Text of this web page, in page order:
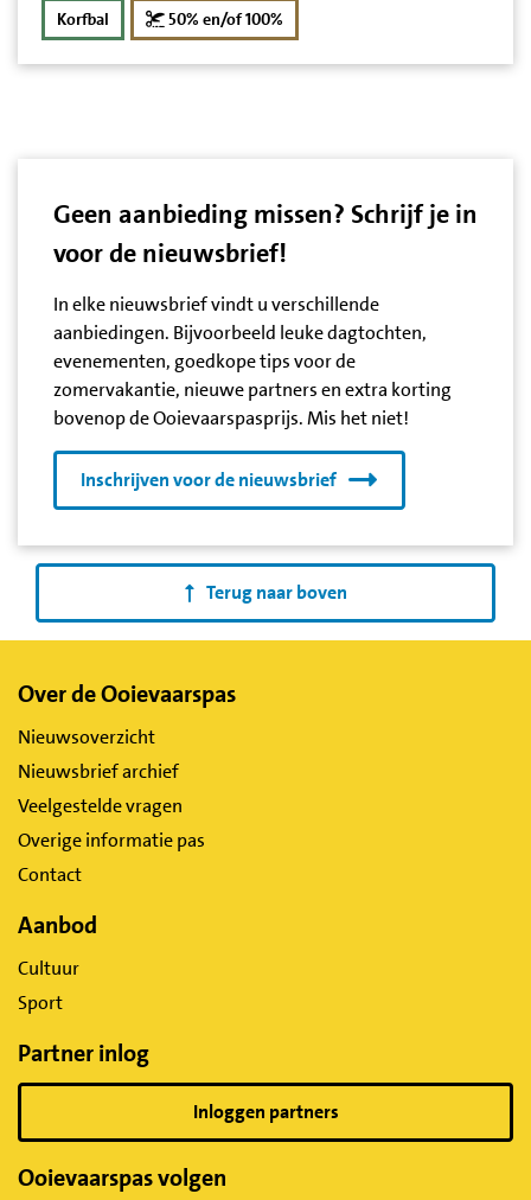
Korfbal 50% en/of 100%
Geen aanbieding missen? Schrijf je in
voor de nieuwsbrief!
In elke nieuwsbrief vindt u verschillende
aanbiedingen. Bijvoorbeeld leuke dagtochten,
evenementen, goedkope tips voor de
zomervakantie, nieuwe partners en extra korting
bovenop de Ooievaarspasprijs. Mis het niet!
Inschrijven voor de nieuwsbrief
Terug naar boven
Belangrijke
links
Over de Ooievaarspas
Nieuwsoverzicht
Nieuwsbrief archief
Veelgestelde vragen
Overige informatie pas
Contact
Aanbod
Cultuur
Sport
Partner inlog
Inloggen partners
Ooievaarspas volgen